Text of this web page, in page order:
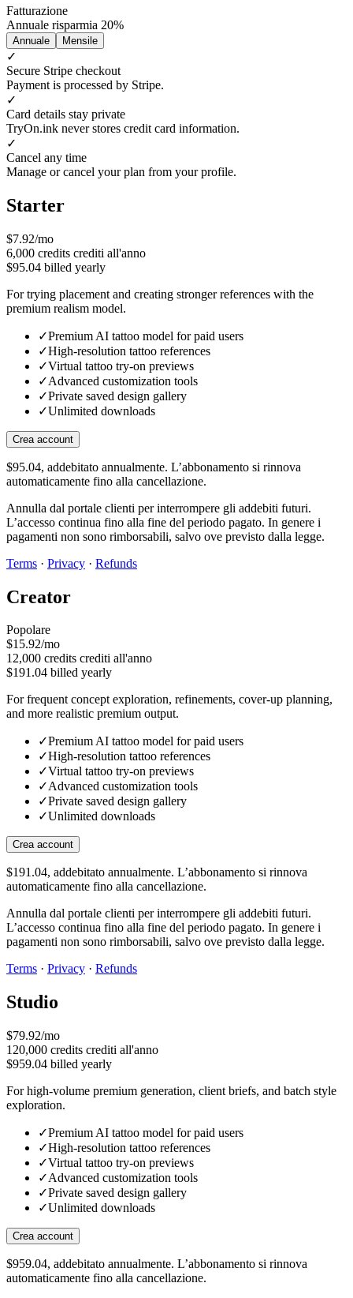
Fatturazione
Annuale risparmia 20%
Annuale Mensile
✓
Secure Stripe checkout
Payment is processed by Stripe.
✓
Card details stay private
TryOn.ink never stores credit card information.
✓
Cancel any time
Manage or cancel your plan from your profile.
Starter
$7.92/mo
6,000 credits crediti all'anno
$95.04 billed yearly
For trying placement and creating stronger references with the
premium realism model.
✓Premium AI tattoo model for paid users
✓High-resolution tattoo references
✓Virtual tattoo try-on previews
✓Advanced customization tools
✓Private saved design gallery
✓Unlimited downloads
Crea account
$95.04, addebitato annualmente. L’abbonamento si rinnova
automaticamente fino alla cancellazione.
Annulla dal portale clienti per interrompere gli addebiti futuri.
L’accesso continua fino alla fine del periodo pagato. In genere i
pagamenti non sono rimborsabili, salvo ove previsto dalla legge.
Terms · Privacy · Refunds
Creator
Popolare
$15.92/mo
12,000 credits crediti all'anno
$191.04 billed yearly
For frequent concept exploration, refinements, cover-up planning,
and more realistic premium output.
✓Premium AI tattoo model for paid users
✓High-resolution tattoo references
✓Virtual tattoo try-on previews
✓Advanced customization tools
✓Private saved design gallery
✓Unlimited downloads
Crea account
$191.04, addebitato annualmente. L’abbonamento si rinnova
automaticamente fino alla cancellazione.
Annulla dal portale clienti per interrompere gli addebiti futuri.
L’accesso continua fino alla fine del periodo pagato. In genere i
pagamenti non sono rimborsabili, salvo ove previsto dalla legge.
Terms · Privacy · Refunds
Studio
$79.92/mo
120,000 credits crediti all'anno
$959.04 billed yearly
For high-volume premium generation, client briefs, and batch style
exploration.
✓Premium AI tattoo model for paid users
✓High-resolution tattoo references
✓Virtual tattoo try-on previews
✓Advanced customization tools
✓Private saved design gallery
✓Unlimited downloads
Crea account
$959.04, addebitato annualmente. L’abbonamento si rinnova
automaticamente fino alla cancellazione.